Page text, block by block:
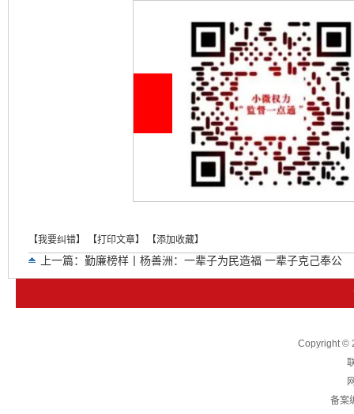
【我要纠错】 【打印文章】 【添加收藏】
上一篇： 勤廉榜样丨杨善洲：一辈子为民造福 一辈子克己奉公
Copyright ©
备案